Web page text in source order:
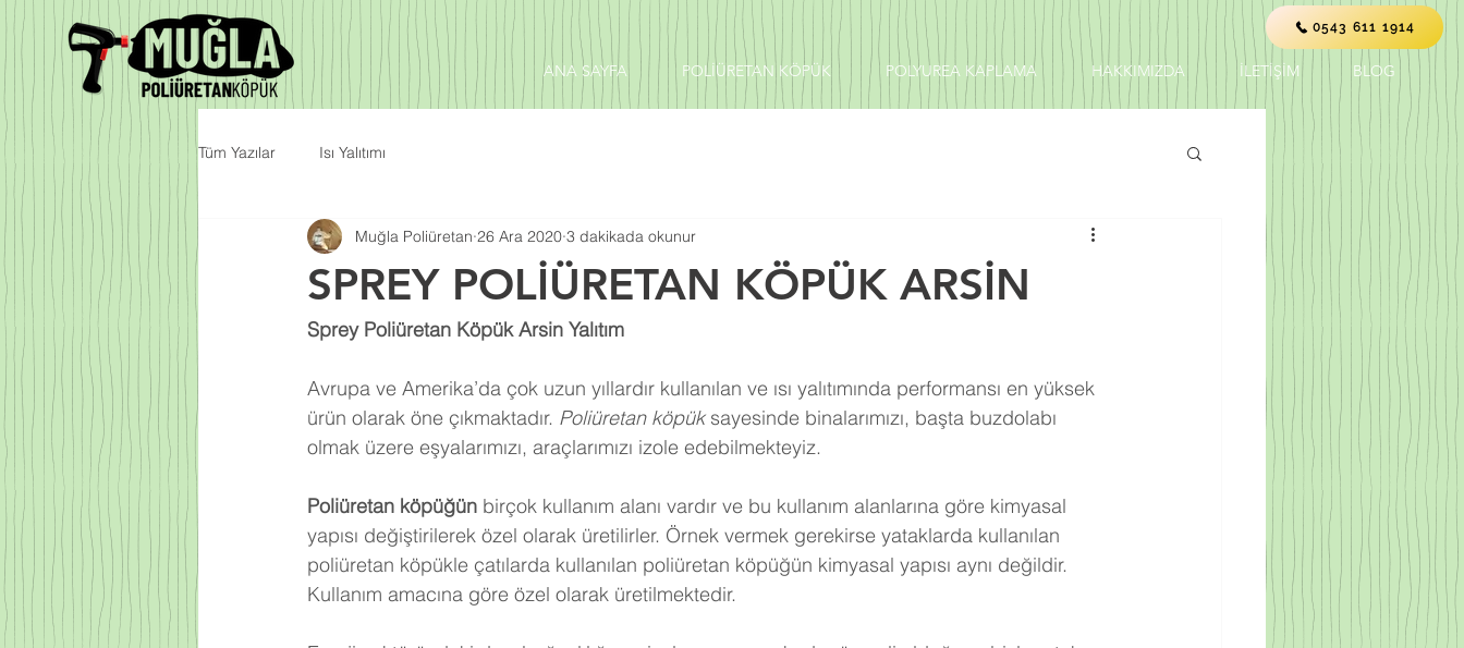
ANA SAYFA POLİÜRETAN KÖPÜK POLYUREA KAPLAMA HAKKIMIZDA İLETİŞİM BLOG
0543 611 1914
Tüm Yazılar Isı Yalıtımı
SPREY POLİÜRETAN KÖPÜK ARSİN
Muğla Poliüretan 26 Ara 2020 3 dakikada okunur
Sprey Poliüretan Köpük Arsin Yalıtım
Avrupa ve Amerika’da çok uzun yıllardır kullanılan ve ısı yalıtımında performansı en yüksek
ürün olarak öne çıkmaktadır. Poliüretan köpük sayesinde binalarımızı, başta buzdolabı
olmak üzere eşyalarımızı, araçlarımızı izole edebilmekteyiz.
Poliüretan köpüğün birçok kullanım alanı vardır ve bu kullanım alanlarına göre kimyasal
yapısı değiştirilerek özel olarak üretilirler. Örnek vermek gerekirse yataklarda kullanılan
poliüretan köpükle çatılarda kullanılan poliüretan köpüğün kimyasal yapısı aynı değildir.
Kullanım amacına göre özel olarak üretilmektedir.